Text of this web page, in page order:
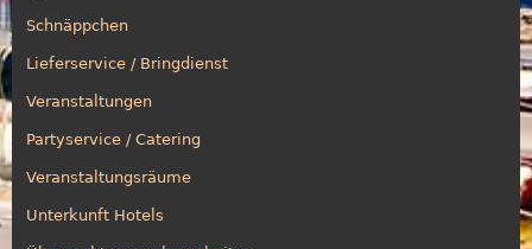
Schnäppchen
Lieferservice / Bringdienst
Veranstaltungen
Partyservice / Catering
Veranstaltungsräume
Unterkunft Hotels